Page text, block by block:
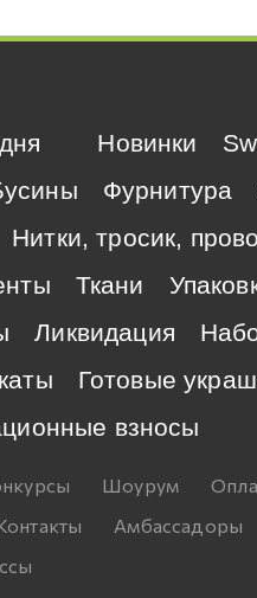
Новинки
Фурнитура
Нитки, тросик,
Ткани
Ликвидация
Готовые
взносы
Шоурум
Амбассадоры